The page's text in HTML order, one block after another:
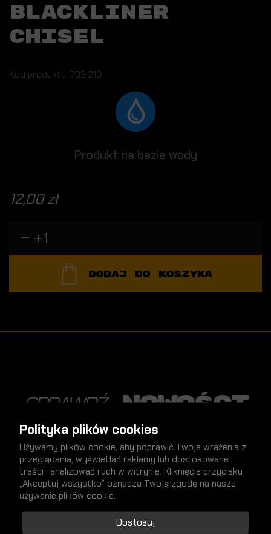
BLACKLINER
CHISEL
Kod produktu: 703.210
Produkt na bazie wody
12,00 zł
DODAJ DO KOSZYKA
SPRAWDŹ nowości
NOWY
Polityka plików cookies
Używamy plików cookie, aby poprawić Twoje wrażenia z
przeglądania, wyświetlać reklamy lub dostosowane
treści i analizować ruch w witrynie. Kliknięcie przycisku
„Akceptuj wszystko” oznacza Twoją zgodę na nasze
używanie plików cookie.
Dostosuj